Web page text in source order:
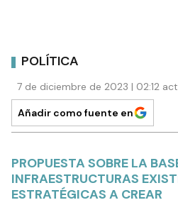
POLÍTICA
7 de diciembre de 2023 | 02:12
Añadir como fuente en
PROPUESTA SOBRE LA
INFRAESTRUCTURAS
ESTRATÉGICAS A CREAR